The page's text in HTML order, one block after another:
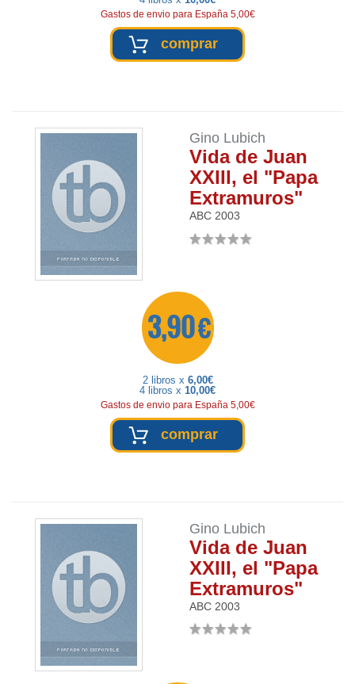
Gastos de envio para España 5,00€
comprar
Gino Lubich
Vida de Juan
XXIII, el "Papa
Extramuros"
ABC 2003
3,90 €
2 libros x 6,00€
4 libros x 10,00€
Gastos de envio para España 5,00€
comprar
Gino Lubich
Vida de Juan
XXIII, el "Papa
Extramuros"
ABC 2003